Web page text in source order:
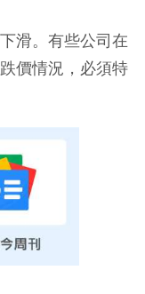
滑。有些公司在
價情況，必須特